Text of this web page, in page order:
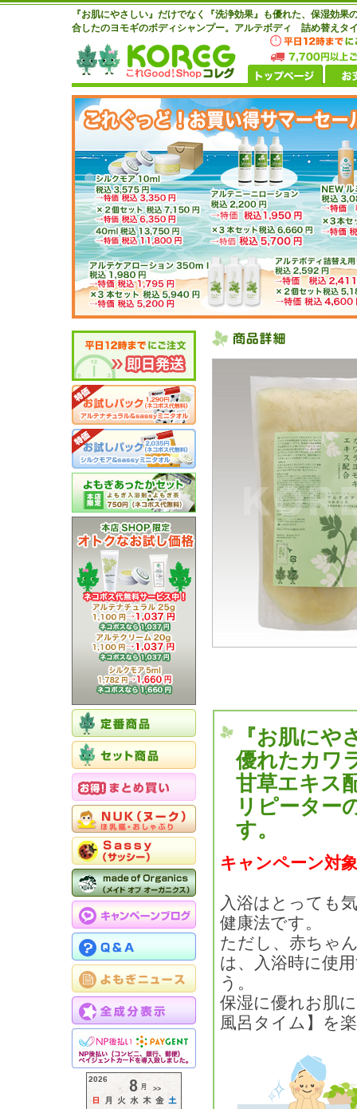
『お肌にやさしい』だけでなく『洗浄効果』も優れた、保湿効
合したのヨモギのボディシャンプー。アルテボディ 詰め替えタ
『お肌に
優れたカワ
甘草エキス
リピーター
す。
キャンペーン対
入浴はとっても
健康法です。
ただし、赤ちゃ
は、入浴時に使
う。
保湿に優れお肌
風呂タイム】を